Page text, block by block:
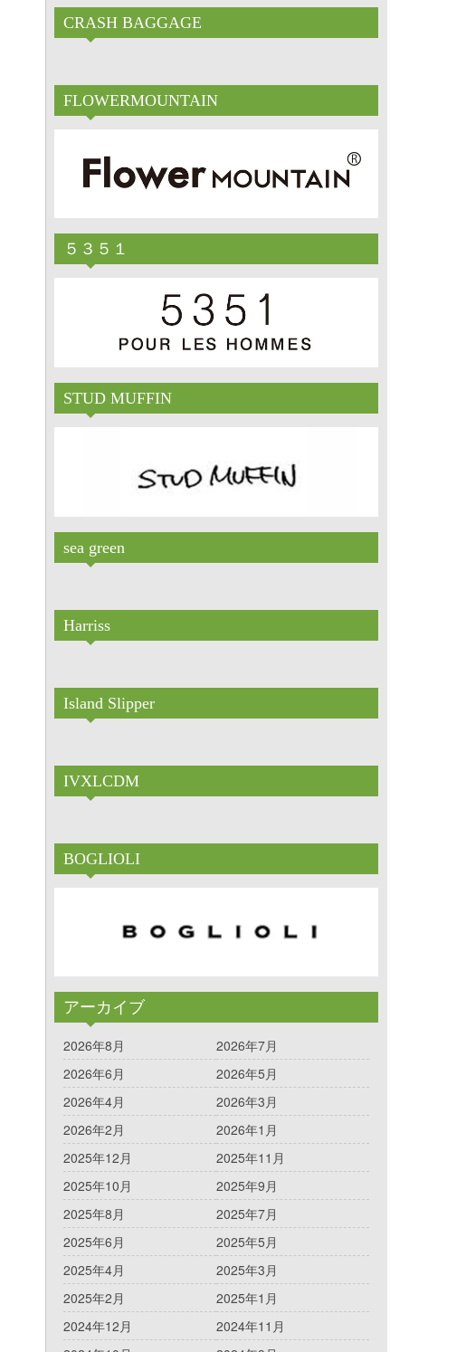
CRASH BAGGAGE
FLOWERMOUNTAIN
５３５１
STUD MUFFIN
sea green
Harriss
Island Slipper
IVXLCDM
BOGLIOLI
アーカイブ
2026年8月
2026年7月
2026年6月
2026年5月
2026年4月
2026年3月
2026年2月
2026年1月
2025年12月
2025年11月
2025年10月
2025年9月
2025年8月
2025年7月
2025年6月
2025年5月
2025年4月
2025年3月
2025年2月
2025年1月
2024年12月
2024年11月